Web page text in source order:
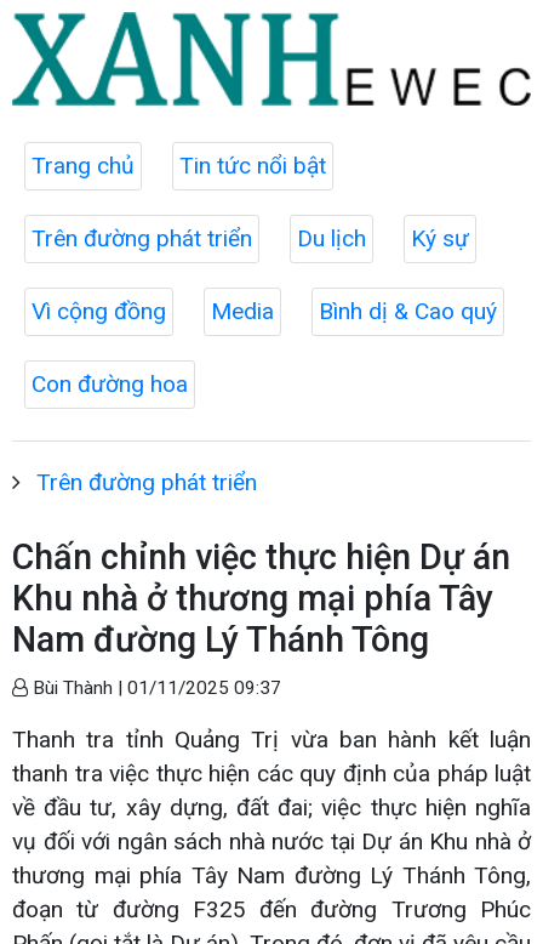
Trang chủ Tin tức nổi bật
Trên đường phát triển Du lịch Ký sự
Vì cộng đồng Media Bình dị & Cao quý
Con đường hoa
Trên đường phát triển
Chấn chỉnh việc thực hiện Dự án
Khu nhà ở thương mại phía Tây
Nam đường Lý Thánh Tông
Bùi Thành | 01/11/2025 09:37
Thanh tra tỉnh Quảng Trị vừa ban hành kết luận
thanh tra việc thực hiện các quy định của pháp luật
về đầu tư, xây dựng, đất đai; việc thực hiện nghĩa
vụ đối với ngân sách nhà nước tại Dự án Khu nhà ở
thương mại phía Tây Nam đường Lý Thánh Tông,
đoạn từ đường F325 đến đường Trương Phúc